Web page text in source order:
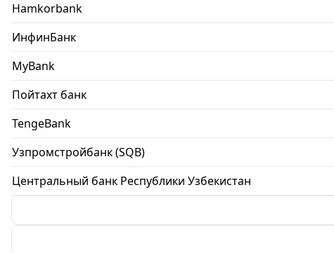
Hamkorbank
ИнфинБанк
MyBank
Пойтахт банк
TengeBank
Узпромстройбанк (SQB)
Центральный банк Республики Узбекистан